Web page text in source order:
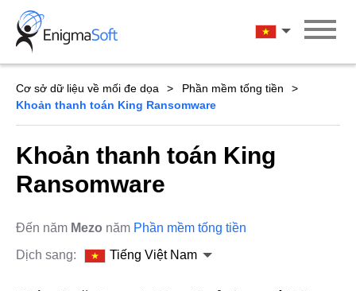
Skip
content
Tiếng Việt
Cơ sở dữ liệu về mối đe dọa
Phần mềm tống tiền
Khoản thanh toán King Ransomware
Khoản thanh toán King
Ransomware
Đến năm Mezo năm Phần mềm tống tiền
Dịch sang:
Tiếng Việt Nam